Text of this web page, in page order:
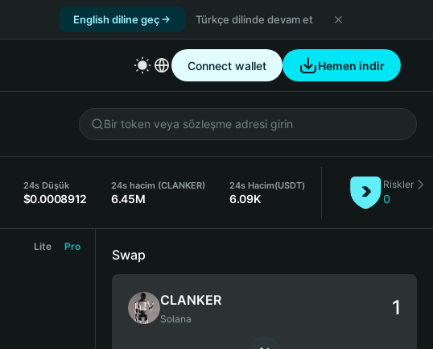
English diline geç Türkçe dilinde devam et
Connect wallet Hemen indir
24s Düşük
$0.0008912
24s hacim (CLANKER)
6.45M
24s Hacim(USDT)
6.09K
Riskler
0
Lite Pro
Swap
CLANKER
Solana